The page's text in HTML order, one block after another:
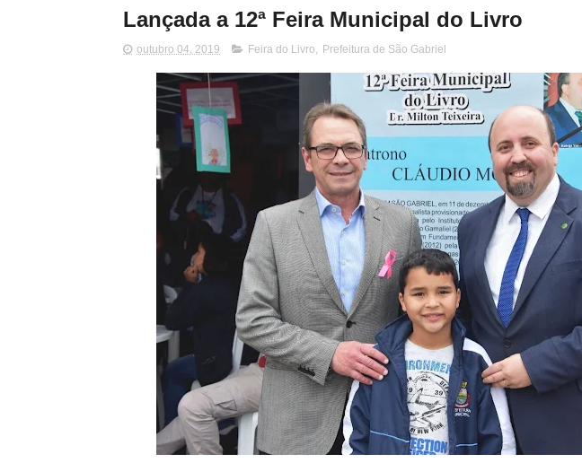
Lançada a 12ª Feira Municipal do Livro
outubro 04, 2019 Feira do Livro, Prefeitura de São Gabriel